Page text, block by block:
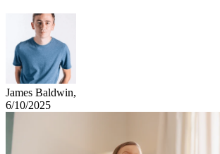
James Baldwin,
6/10/2025